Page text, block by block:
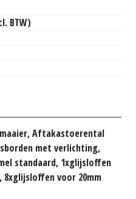
BTW)
Aftakastoerental
met verlichting,
standaard, 1xglijsloffen
8xglijsloffen voor 20mm